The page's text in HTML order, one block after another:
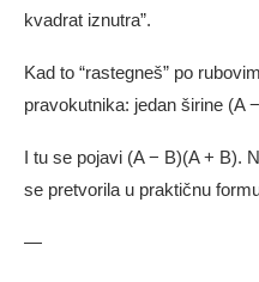
kvadrat iznutra”.
Kad to “rastegneš” po
pravokutnika: jedan širine (A
I tu se pojavi (A − B)(A + B).
se pretvorila u praktičnu
—